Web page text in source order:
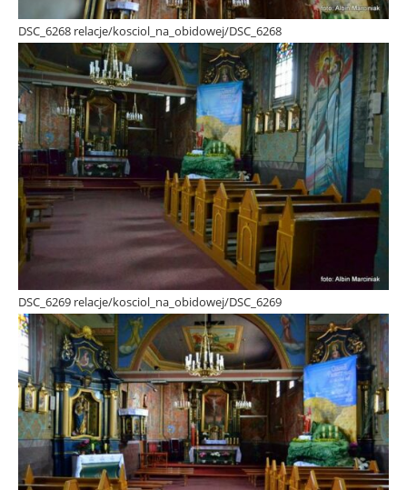
DSC_6268 relacje/kosciol_na_obidowej/DSC_6268
DSC_6269 relacje/kosciol_na_obidowej/DSC_6269